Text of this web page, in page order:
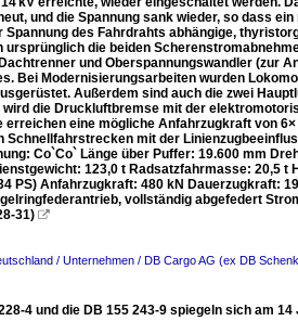
und die Spannung sank wieder, so dass
Spannung des Fahrdrahts abhängige,
die beiden
und Oberspannungswandler (zur
Bei Modernisierungsarbeiten wurden
Außerdem sind auch die zwei
die Druckluftbremse mit der
eine mögliche Anfahrzugkraft von
Schnellfahrstrecken mit der
Co`Co` Länge über Puffer: 19.600 mm
123,0 t Radsatzfahrmasse: 20,5
PS) Anfahrzugkraft: 480 kN Dauerzugkraft:
vollständig abgefedert
31) 
/ Unternehmen / DB Cargo AG (ex DB
4 und die DB 155 243-9 spiegeln sich am